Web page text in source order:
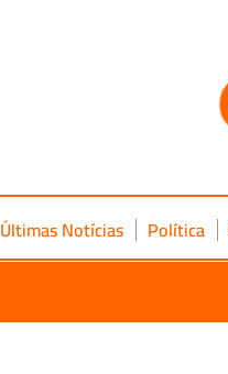
Últimas Notícias Política